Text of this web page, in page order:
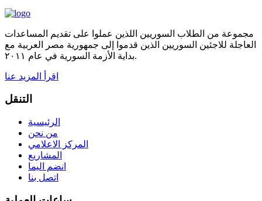
مجموعة من الطلاب السوريين اللذين عملوا على تقديم المساعدات
العاجلة للاجئين السوريين الذين قدموا إلى جمهورية مصر العربية مع
بداية الأزمة السورية في عام ٢٠١١.
اقرأ المزيد عنا
التنقل
الرئيسية
من نحن
المركز الاعلامي
المشاريع
انضم اليما
اتصل بنا